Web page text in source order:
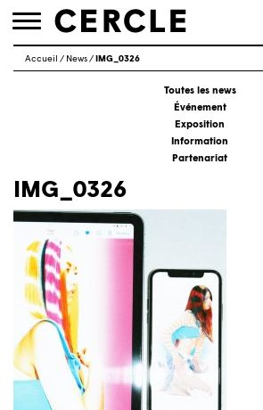
Toggle
Accueil / News/ IMG_0326
Toutes les news
Événement
Exposition
Information
Partenariat
IMG_0326